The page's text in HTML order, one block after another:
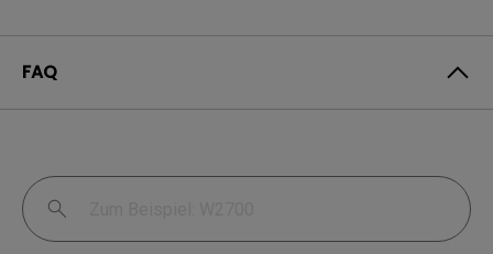
FAQ